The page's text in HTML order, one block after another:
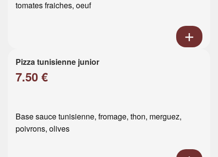
tomates fraiches, oeuf
Pizza tunisienne junior
7.50 €
Base sauce tunisienne, fromage, thon, merguez,
poivrons, olives